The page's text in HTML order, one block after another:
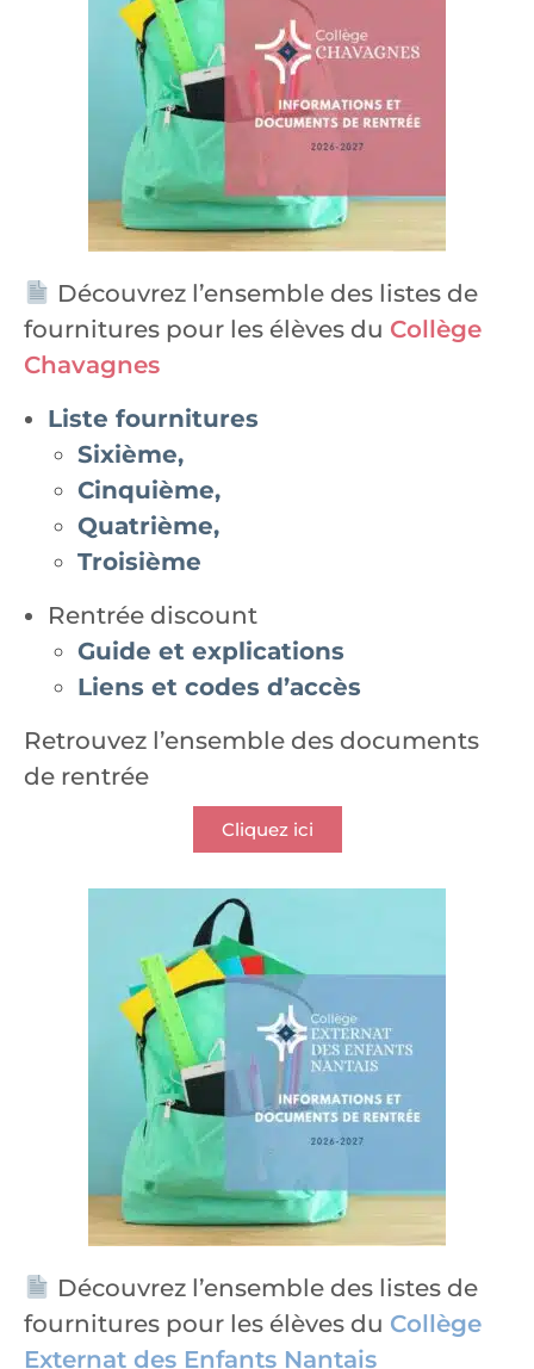
Découvrez l’ensemble des listes de
fournitures pour les élèves du Collège
Chavagnes
Liste fournitures
Sixième,
Cinquième,
Quatrième,
Troisième
Rentrée discount
Guide et explications
Liens et codes d’accès
Retrouvez l’ensemble des documents
de rentrée
Cliquez ici
Découvrez l’ensemble des listes de
fournitures pour les élèves du Collège
Externat des Enfants Nantais